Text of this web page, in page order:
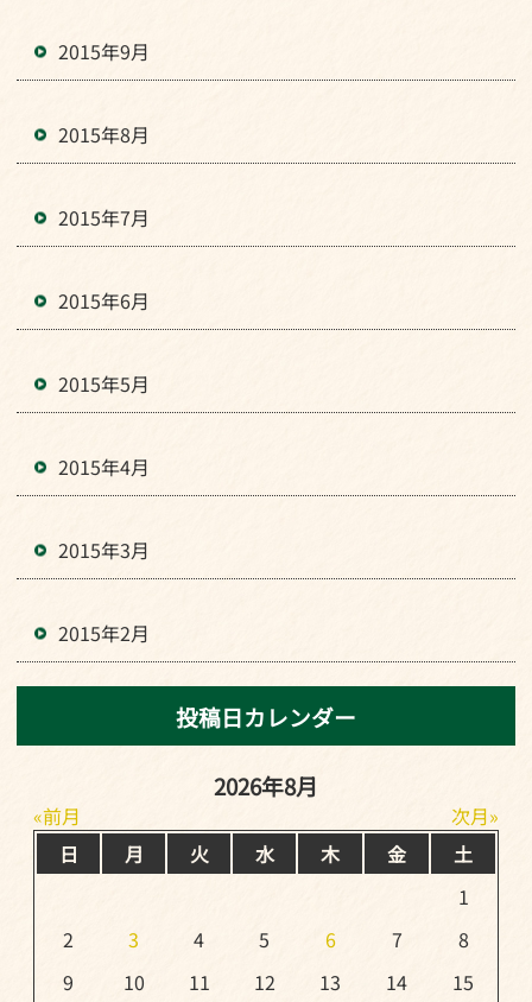
2015年9月
2015年8月
2015年7月
2015年6月
2015年5月
2015年4月
2015年3月
2015年2月
投稿日カレンダー
2026年8月
前月
次月
日
月 火 水 木 金
土
1
2
3 4 5 6 7
8
9
10 11 12 13 14 15